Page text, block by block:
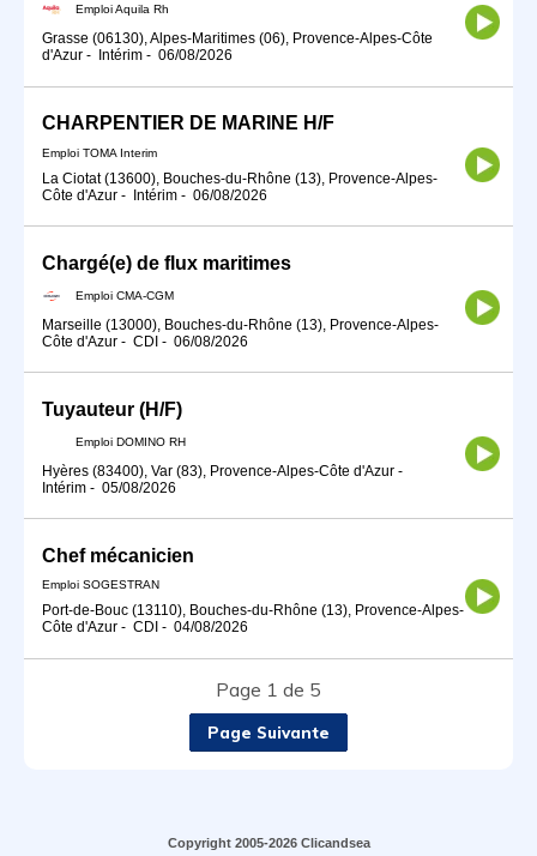
Emploi Aquila Rh
Grasse (06130), Alpes-Maritimes (06), Provence-Alpes-Côte
d'Azur - Intérim - 06/08/2026
CHARPENTIER DE MARINE H/F
Emploi TOMA Interim
La Ciotat (13600), Bouches-du-Rhône (13), Provence-Alpes-
Côte d'Azur - Intérim - 06/08/2026
Chargé(e) de flux maritimes
Emploi CMA-CGM
Marseille (13000), Bouches-du-Rhône (13), Provence-Alpes-
Côte d'Azur - CDI - 06/08/2026
Tuyauteur (H/F)
Emploi DOMINO RH
Hyères (83400), Var (83), Provence-Alpes-Côte d'Azur -
Intérim - 05/08/2026
Chef mécanicien
Emploi SOGESTRAN
Port-de-Bouc (13110), Bouches-du-Rhône (13), Provence-Alpes-
Côte d'Azur - CDI - 04/08/2026
Page 1 de 5
Page Suivante
Copyright 2005-2026 Clicandsea